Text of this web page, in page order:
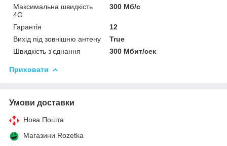
Максимальна швидкість
4G
300 Мб/с
Гарантія
12
Вихід під зовнішню антену
True
Швидкість з'єднання
300 Мбит/сек
Приховати
Умови доставки
Нова Пошта
Магазини Rozetka